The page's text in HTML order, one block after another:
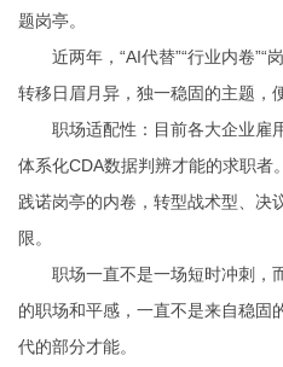
题岗亭。
近两年，“AI代替”“行业内卷”“
转移日眉月异，独一稳固的主题，
职场适配性：目前各大企业雇
体系化CDA数据判辨才能的求职者
践诺岗亭的内卷，转型战术型、决
限。
职场一直不是一场短时冲刺，
的职场和平感，一直不是来自稳固
代的部分才能。